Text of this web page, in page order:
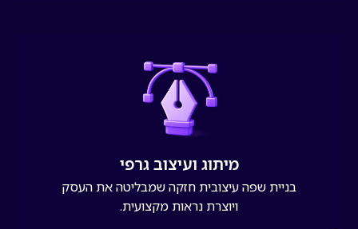
מיתוג ועיצוב גרפי
בניית שפה עיצובית חזקה שמבליטה את העסק
ויוצרת נראות מקצועית.